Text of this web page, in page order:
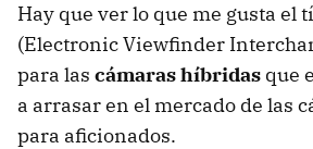
Hay que ver lo que me gusta el
(Electronic Viewfinder
para las cámaras híbridas que
a arrasar en el mercado de las
para aficionados.